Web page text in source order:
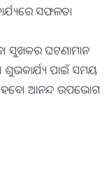
ସଫଳତା
ସୁଖକର ଘଟଣାମାନ
ଶୁଭକାର୍ଯ୍ୟ ପାଇଁ ସମୟ
ଆନନ୍ଦ ଉପଭୋଗ